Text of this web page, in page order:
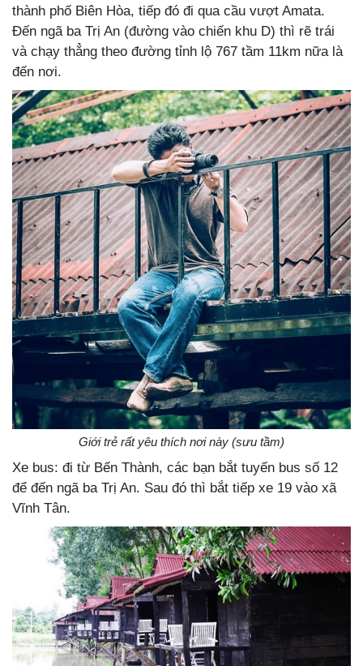
thành phố Biên Hòa, tiếp đó đi qua cầu vượt Amata.
Đến ngã ba Trị An (đường vào chiến khu D) thì rẽ trái
và chạy thẳng theo đường tỉnh lộ 767 tầm 11km nữa là
đến nơi.
Giới trẻ rất yêu thích nơi này (sưu tầm)
Xe bus: đi từ Bến Thành, các bạn bắt tuyến bus số 12
để đến ngã ba Trị An. Sau đó thì bắt tiếp xe 19 vào xã
Vĩnh Tân.